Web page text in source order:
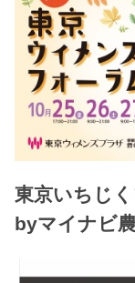
東京いちじ
byマイナビ